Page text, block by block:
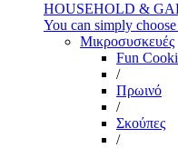
HOUSEHOLD &
You can simply
Μικροσυσκευές
Fun
/
Πρωινό
/
Σκούπες
/